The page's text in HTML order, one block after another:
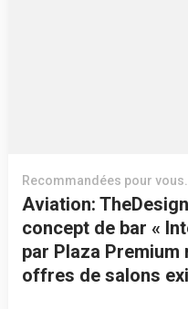
Recommandées pour vous...
Aviation:
concept de bar «
par Plaza
offres de salons